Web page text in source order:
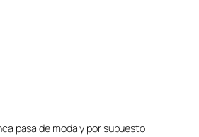
pasa de moda y por supuesto